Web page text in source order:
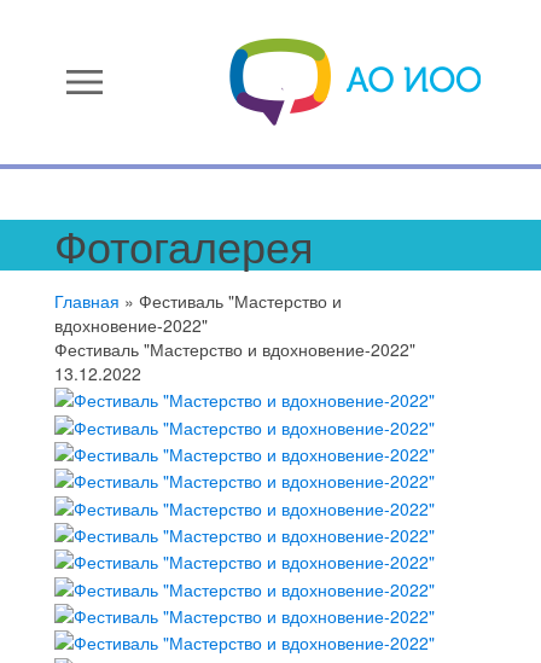
menu
Фотогалерея
Главная » Фестиваль "Мастерство и
вдохновение-2022"
Фестиваль "Мастерство и вдохновение-2022"
13.12.2022